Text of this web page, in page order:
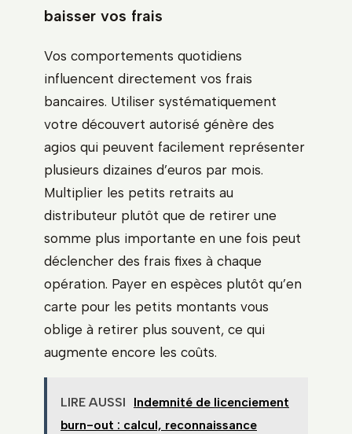
baisser vos frais
Vos comportements quotidiens
influencent directement vos frais
bancaires. Utiliser systématiquement
votre découvert autorisé génère des
agios qui peuvent facilement représenter
plusieurs dizaines d’euros par mois.
Multiplier les petits retraits au
distributeur plutôt que de retirer une
somme plus importante en une fois peut
déclencher des frais fixes à chaque
opération. Payer en espèces plutôt qu’en
carte pour les petits montants vous
oblige à retirer plus souvent, ce qui
augmente encore les coûts.
LIRE AUSSI
Indemnité de licenciement
burn-out : calcul, reconnaissance